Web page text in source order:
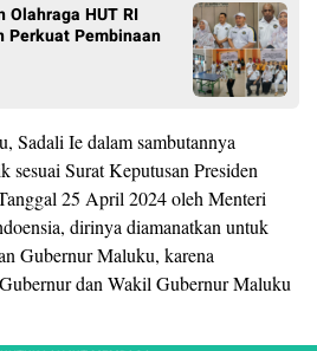
Olahraga HUT RI
Perkuat Pembinaan
Sadali Ie dalam sambutannya
sesuai Surat Keputusan Presiden
25 April 2024 oleh Menteri
dirinya diamanatkan untuk
Gubernur Maluku, karena
dan Wakil Gubernur Maluku